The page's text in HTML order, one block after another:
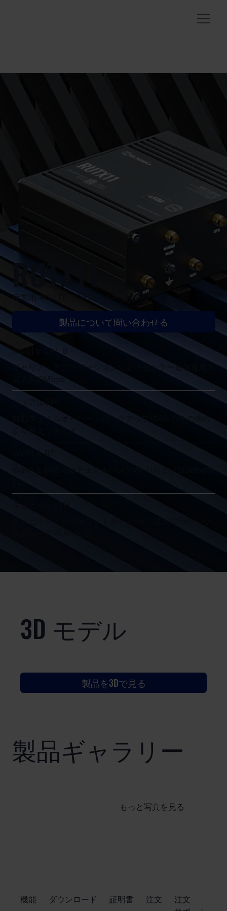
RUTX11
産業用 4G LTE（CAT6）ルーター
製品について問い合わせる
4G LTE CAT 6
キャリア・アグリゲーションによりセルラー通信速度が
最大300Mbps
デュアルSIM
自動フェイルオーバー、バックアップWANとその他の
切り替えシナリオ
3D モデル
製品を3Dで見る
製品ギャラリー
もっと写真を見る
​機能 証明書
ダウンロード 注文
注文